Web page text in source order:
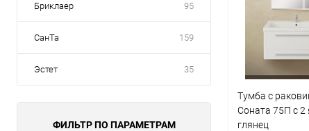
Бриклаер 95
СанТа 159
Эстет 35
ФИЛЬТР ПО ПАРАМЕТРАМ
В избранное
Тумба с
Соната 75П с
глянец